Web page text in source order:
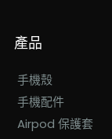
產品
手機殼
手機配件
Airpod 保護套